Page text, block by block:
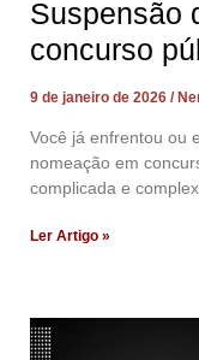
Suspensão
concurso
9 de janeiro de 2026
Você já enfrentou ou
nomeação em
complicada e
Ler Artigo »